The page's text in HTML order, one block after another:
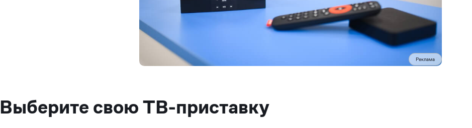
Реклама
Выберите свою ТВ-приставку